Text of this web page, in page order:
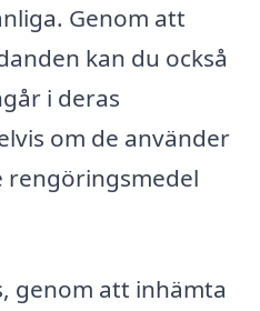
Genom att
kan du också
i deras
om de använder
rengöringsmedel
genom att inhämta